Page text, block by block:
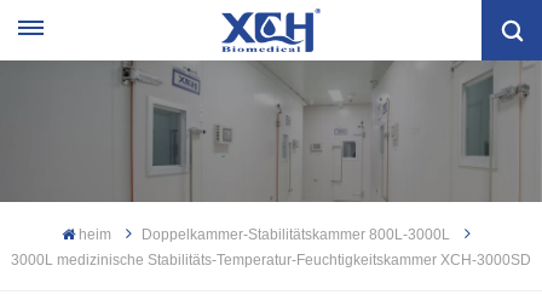
heim
Doppelkammer-Stabilitätskammer 800L-3000L
3000L medizinische Stabilitäts-Temperatur-Feuchtigkeitskammer XCH-3000SD